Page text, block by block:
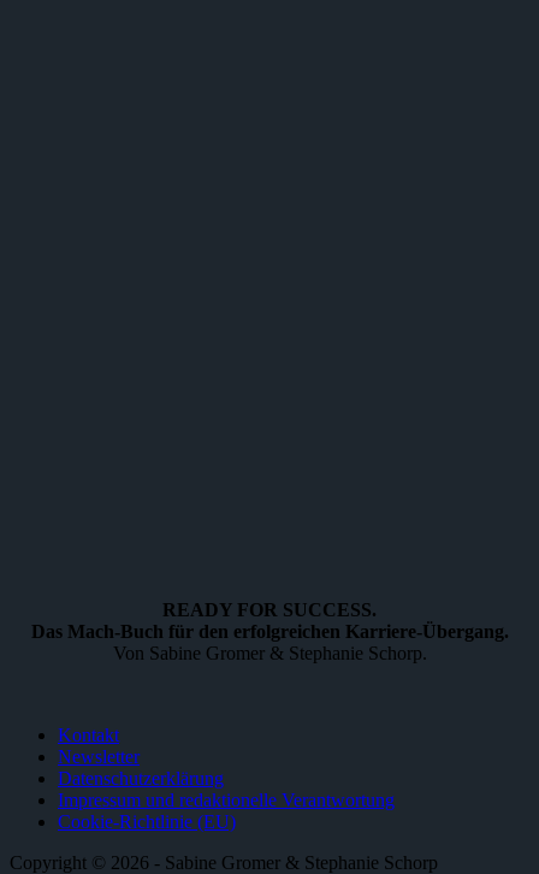
READY FOR SUCCESS.
Das Mach-Buch für den erfolgreichen Karriere-Übergang.
Von Sabine Gromer & Stephanie Schorp.
Kontakt
Newsletter
Datenschutzerklärung
Impressum und redaktionelle Verantwortung
Cookie-Richtlinie (EU)
Copyright © 2026 - Sabine Gromer & Stephanie Schorp